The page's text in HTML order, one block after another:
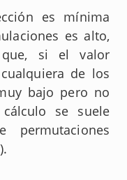
es mínima
es alto,
si el valor
de los
bajo pero no
se suele